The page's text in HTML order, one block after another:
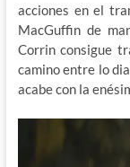
acciones en el
MacGuffin de
Corrin consigue
camino entre lo
acabe con la